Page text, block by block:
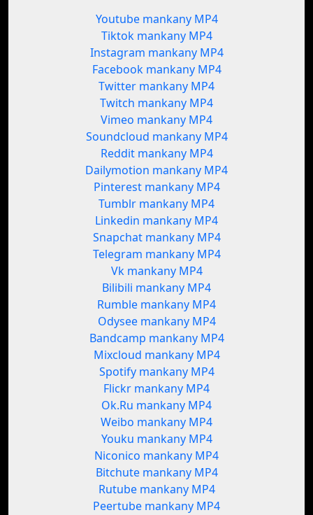
Youtube mankany MP4
Tiktok mankany MP4
Instagram mankany MP4
Facebook mankany MP4
Twitter mankany MP4
Twitch mankany MP4
Vimeo mankany MP4
Soundcloud mankany MP4
Reddit mankany MP4
Dailymotion mankany MP4
Pinterest mankany MP4
Tumblr mankany MP4
Linkedin mankany MP4
Snapchat mankany MP4
Telegram mankany MP4
Vk mankany MP4
Bilibili mankany MP4
Rumble mankany MP4
Odysee mankany MP4
Bandcamp mankany MP4
Mixcloud mankany MP4
Spotify mankany MP4
Flickr mankany MP4
Ok.Ru mankany MP4
Weibo mankany MP4
Youku mankany MP4
Niconico mankany MP4
Bitchute mankany MP4
Rutube mankany MP4
Peertube mankany MP4